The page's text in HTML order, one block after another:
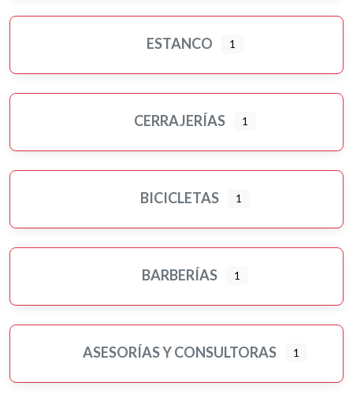
ESTANCO 1
CERRAJERÍAS 1
BICICLETAS 1
BARBERÍAS 1
ASESORÍAS Y CONSULTORAS 1